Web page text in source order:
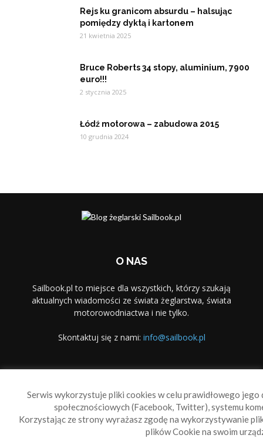
Rejs ku granicom absurdu – halsując
pomiędzy dyktą i kartonem
21 kwietnia 2025
Bruce Roberts 34 stopy, aluminium, 7900
euro!!!
2 stycznia 2025
Łódź motorowa – zabudowa 2015
10 grudnia 2024
O NAS
Sailbook.pl to miejsce dla wszystkich, którzy szukają
aktualnych wiadomości ze świata żeglarstwa, świata
motorowodniactwa i nie tylko.
Skontaktuj się z nami: info@sailbook.pl
Serwis wykorzystuje pliki cookies w celu prawidłowego
społecznościowych (Facebook, Twitter), systemu
Korzystając ze strony wyrażasz zgodę na wykorzystywanie
plików Cookie na swoim